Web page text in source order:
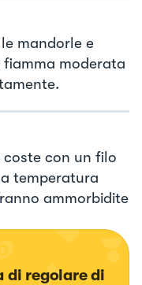
mandorle e
moderata
con un filo
temperatura
ammorbidite
di regolare di